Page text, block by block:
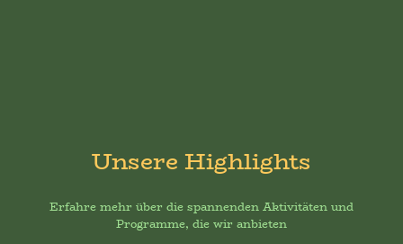
Unsere Highlights
Erfahre mehr über die spannenden Aktivitäten und
Programme, die wir anbieten